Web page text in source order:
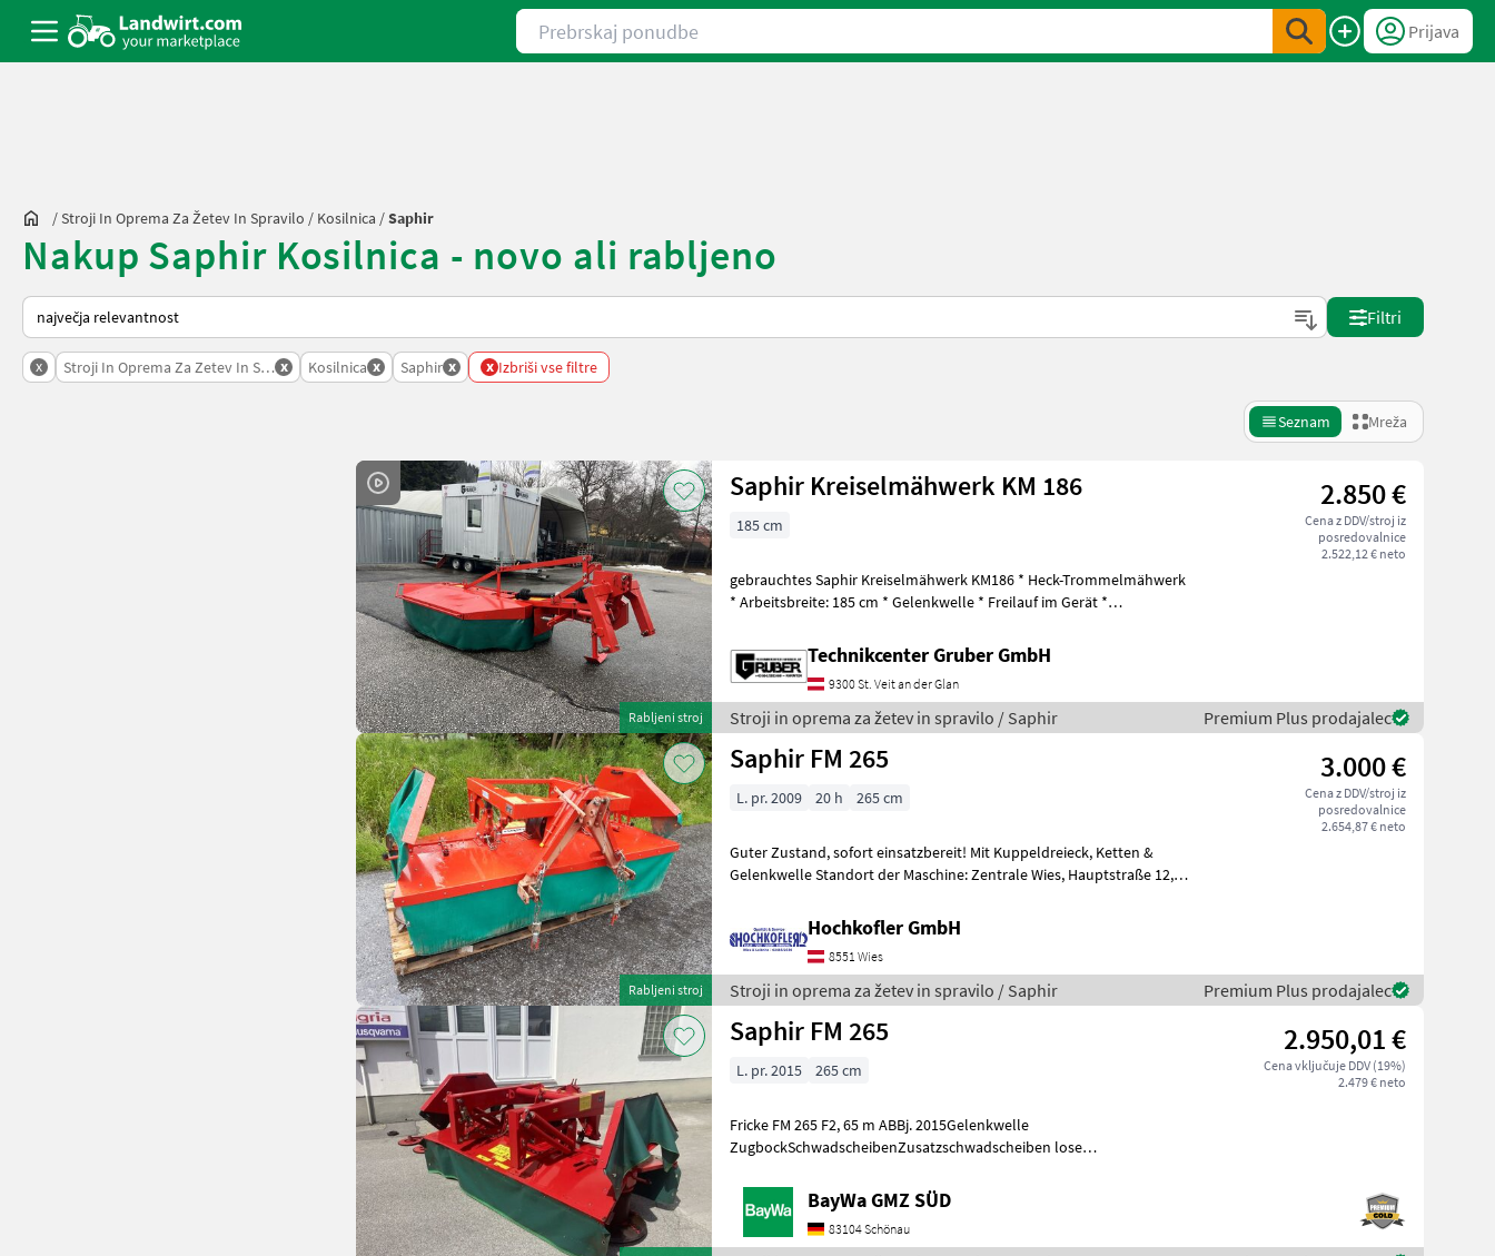
Prebrskaj ponudbe
Prijava
/Stroji In Oprema Za Žetev In Spravilo / Kosilnica /Saphir
Nakup Saphir Kosilnica - novo ali rabljeno
Tako je razvrščeno na Landwirt.com
Filtri
x Stroji In Oprema Za Zetev In Spravilo
x Kosilnica x Saphir x x Izbriši vse filtre
Seznam Mreža
Rabljeni stroj
Saphir Kreiselmähwerk KM 186 2.850 €
Cena z DDV/stroj iz
posredovalnice
2.522,12 € neto
185 cm
gebrauchtes Saphir Kreiselmähwerk KM186 * Heck-Trommelmähwerk
* Arbeitsbreite: 185 cm * Gelenkwelle * Freilauf im Gerät *
Technikcenter Gruber GmbH
9300 St. Veit an der Glan
Stroji in oprema za žetev in spravilo / Saphir Premium Plus prodajalec
Rabljeni stroj
Saphir FM 265 3.000 €
Cena z DDV/stroj iz
posredovalnice
2.654,87 € neto
L. pr. 2009 20 h 265 cm
Guter Zustand, sofort einsatzbereit! Mit Kuppeldreieck, Ketten &
Gelenkwelle Standort der Maschine: Zentrale Wies, Hauptstraße 12,
Hochkofler GmbH
8551 Wies
Stroji in oprema za žetev in spravilo / Saphir Premium Plus prodajalec
Saphir FM 265 2.950,01 €
Cena vključuje DDV (19%)
2.479 € neto
L. pr. 2015 265 cm
Fricke FM 265 F2, 65 m ABBj. 2015Gelenkwelle
ZugbockSchwadscheibenZusatzschwadscheiben lose
wenden
BayWa GMZ SÜD
83104 Schönau